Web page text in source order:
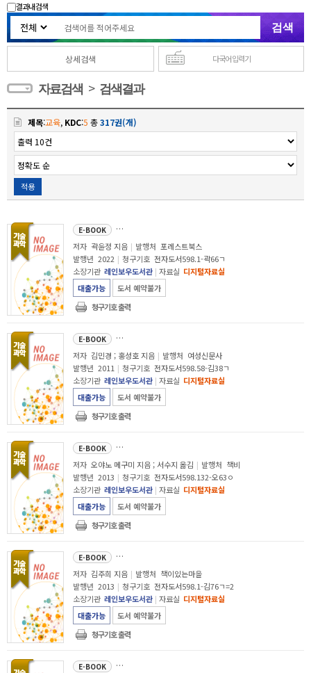
결과내 검색
상세검색 다국어 입력기
자료검색 > 검색결과
제목:교육, KDC:5 총317권(개)
적용
E-BOOK 기분대로 아이를 키우지 않겠습니다
저자 곽윤정 지음 | 발행처 포레스트북스
발행년 2022 | 청구기호 전자도서598.1-곽66ㄱ
소장기관 레인보우도서관 | 자료실 디지털자료실
대출가능
도서 예약불가
청구기호 출력
E-BOOK
저자 김민경 ; 홍성호 지음 | 발행처 여성신문사
발행년 2011 | 청구기호 전자도서598.58-김38ㄱ
소장기관 레인보우도서관 | 자료실 디지털자료실
대출가능
도서 예약불가
청구기호 출력
E-BOOK
저자 오야노 메구미 지음 ; 서수지 옮김 | 발행처 책비
발행년 2013 | 청구기호 전자도서598.132-오63ㅇ
소장기관 레인보우도서관 | 자료실 디지털자료실
대출가능
도서 예약불가
청구기호 출력
E-BOOK
저자 김주희 지음 | 발행처 책이있는마을
발행년 2013 | 청구기호 전자도서598.1-김76ㄱ=2
소장기관 레인보우도서관 | 자료실 디지털자료실
대출가능
도서 예약불가
청구기호 출력
E-BOOK 엄마라서 실수한다 : 자녀